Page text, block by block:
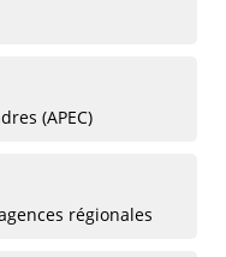
(APEC)
régionales